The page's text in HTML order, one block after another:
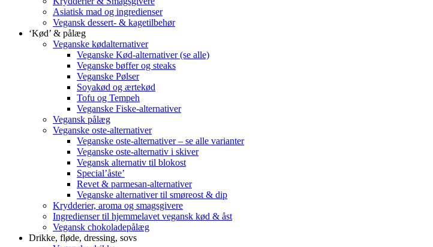
Asiatisk mad og ingredienser
Vegansk dessert- & kagetilbehør
‘Kød’ & pålæg
Veganske kødalternativer
Veganske Kød-alternativer (se alle)
Veganske bøffer og steaks
Veganske Pølser
Soyakød og ærtekød
Tofu og Tempeh
Veganske Fiske-alternativer
Vegansk pålæg
Veganske oste-alternativer
Veganske oste-alternativer – se alle varianter
Veganske oste-alternativ i skiver
Vegansk alternativ til blokost
Special’åste’
Revet & parmesan-alternativer
Veganske alternativer til smøreost & dip
Krydderier, aroma og smagsgivere
Ingredienser til hjemmelavet vegansk kød & åst
Vegansk chokoladepålæg
Drikke, fløde, dressing, sovs